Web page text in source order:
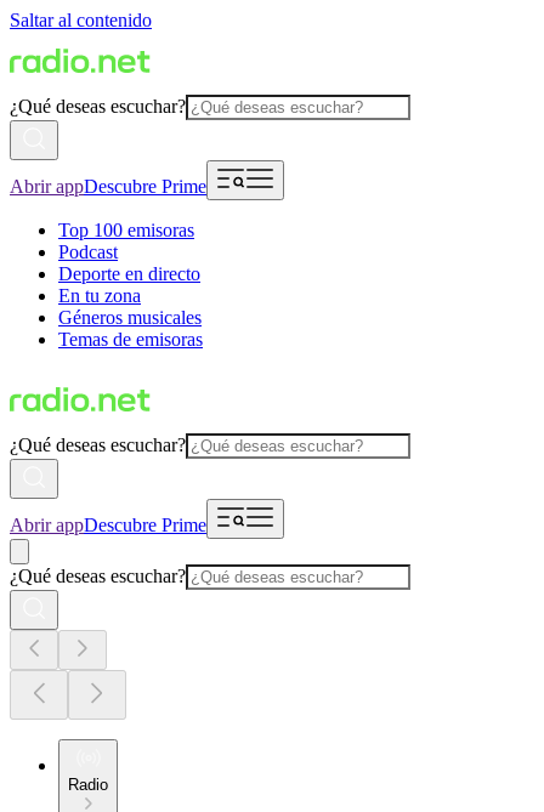
Saltar al contenido
¿Qué deseas escuchar?
Abrir appDescubre Prime
Top 100 emisoras
Podcast
Deporte en directo
En tu zona
Géneros musicales
Temas de emisoras
¿Qué deseas escuchar?
Abrir appDescubre Prime
¿Qué deseas escuchar?
Radio